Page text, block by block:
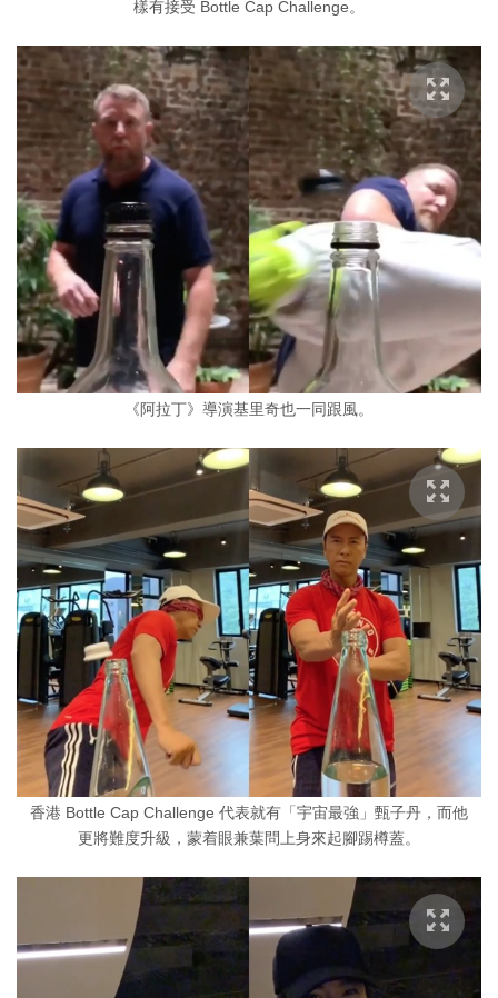
樣有接受 Bottle Cap Challenge。
《阿拉丁》導演基里奇也一同跟風。
香港 Bottle Cap Challenge 代表就有「宇宙最強」甄子丹，而他
更將難度升級，蒙着眼兼葉問上身來起腳踢樽蓋。